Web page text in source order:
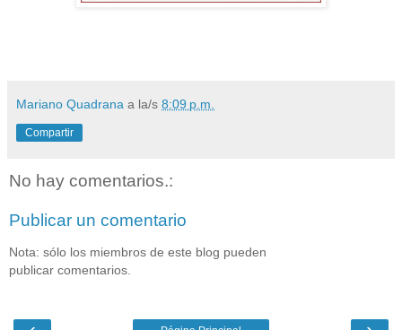
Mariano Quadrana a la/s 8:09 p.m.
Compartir
No hay comentarios.:
Publicar un comentario
Nota: sólo los miembros de este blog pueden
publicar comentarios.